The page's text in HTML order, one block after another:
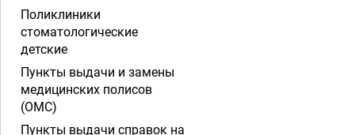
Поликлиники
стоматологические
детские
Пункты выдачи и замены
медицинских полисов
(ОМС)
Пункты выдачи справок на